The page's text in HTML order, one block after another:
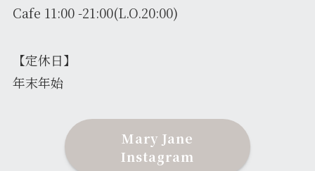
Cafe 11:00 -21:00(L.O.20:00)
【定休日】
年末年始
Mary Jane
Instagram